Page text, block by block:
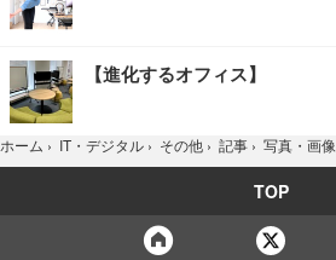
【進化するオフィス】
ホーム › IT・デジタル › その他 › 記事 › 写真・画像
TOP